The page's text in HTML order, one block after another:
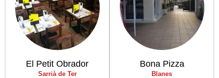
El Petit Obrador
Sarrià de Ter
Bona Pizza
Blanes